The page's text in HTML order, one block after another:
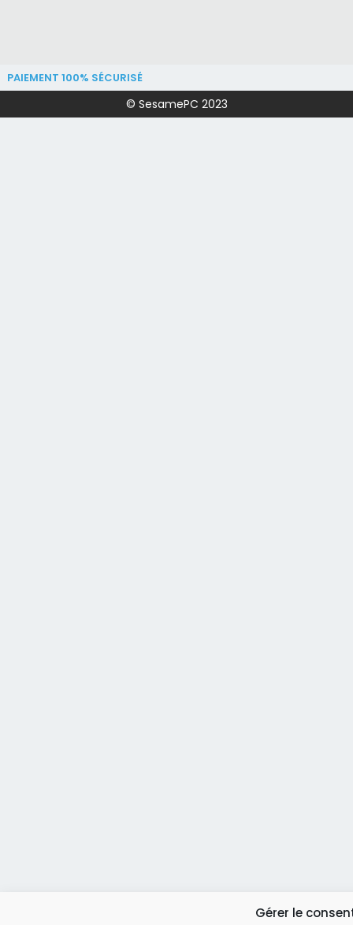
Gérer le
PAIEMENT 100% SÉCURISÉ
© SesamePC 2023